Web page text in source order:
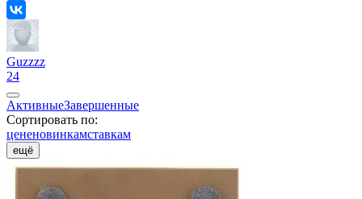
Guzzzz
24
АктивныеЗавершенные
Сортировать по:
цененовинкамставкам
ещё